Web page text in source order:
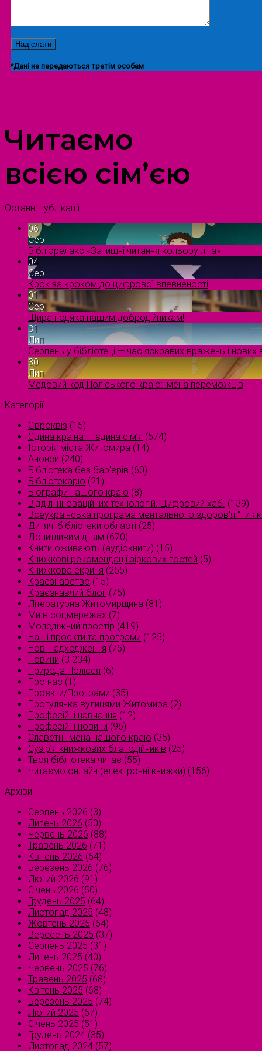
*Дані не передаються третім особам
Читаємо
всією сім’єю
Останні публікації
06
Сер
Бібліорелакс «Затишні читання кольору літа»
04
Сер
Крок за кроком до цифрової впевненості
01
Сер
Щира подяка нашим добродійникам!
31
Лип
Серпень у бібліотеці — час яскравих вражень і нових
30
Лип
Медовий код Поліського краю: імена переможців
Категорії
Євроквіз (15)
Єдина країна — єдина сім’я (574)
Історія міста Житомира (14)
Анонси (240)
Бібліотека без бар'єрів (60)
Бібліотекарю (21)
Біографи нашого краю (8)
Відділ інноваційних технологій. Цифровий хаб. (139)
Всеукраїнська програма ментального здоров'я "Ти
Дитячі бібліотеки області (25)
Допитливим дітям (670)
Книги оживають (аудіокниги) (15)
Книжкові рекомендації зіркових гостей (5)
Книжкова скриня (255)
Краєзнавство (15)
Краєзнавчий блог (75)
Літературна Житомирщина (81)
Ми в соцмережах (7)
Молодіжний простір (419)
Наші проєкти та програми (125)
Нові надходження (75)
Новини (3 234)
Природа Полісся (6)
Про нас (1)
Проєкти/Програми (35)
Прогулянка вулицями Житомира (2)
Професійні навчання (12)
Професійні новини (96)
Славетні імена нашого краю (35)
Сузірʼя книжкових благодійників (25)
Твоя бібліотека читає (55)
Читаємо онлайн (електронні книжки) (156)
Архіви
Серпень 2026 (3)
Липень 2026 (50)
Червень 2026 (88)
Травень 2026 (71)
Квітень 2026 (64)
Березень 2026 (76)
Лютий 2026 (91)
Січень 2026 (50)
Грудень 2025 (64)
Листопад 2025 (48)
Жовтень 2025 (64)
Вересень 2025 (37)
Серпень 2025 (31)
Липень 2025 (40)
Червень 2025 (76)
Травень 2025 (68)
Квітень 2025 (68)
Березень 2025 (74)
Лютий 2025 (67)
Січень 2025 (51)
Грудень 2024 (35)
Листопад 2024 (57)